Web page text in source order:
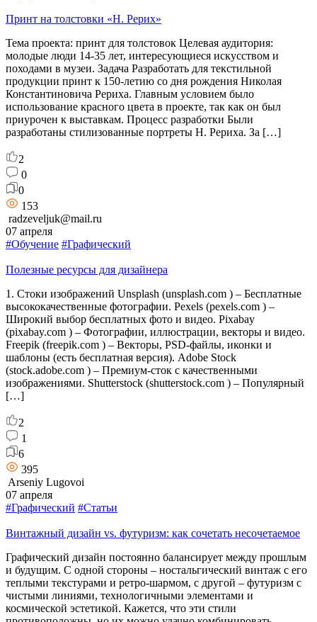
Принт на толстовки «Н. Рерих»
Тема проекта: принт для толстовок Целевая аудитория:
молодые люди 14-35 лет, интересующиеся искусством и
походами в музеи. Задача Разработать для текстильной
продукции принт к 150-летию со дня рождения Николая
Константиновича Рериха. Главным условием было
использование красного цвета в проекте, так как он был
приурочен к выставкам. Процесс разработки Были
разработаны стилизованные портреты Н. Рериха. За […]
2
0
0
153
radzeveljuk@mail.ru
07 апреля
#Обучение #Графический
Полезные ресурсы для дизайнера
1. Стоки изображений Unsplash (unsplash.com ) – Бесплатные
высококачественные фотографии. Pexels (pexels.com ) –
Широкий выбор бесплатных фото и видео. Pixabay
(pixabay.com ) – Фотографии, иллюстрации, векторы и видео.
Freepik (freepik.com ) – Векторы, PSD-файлы, иконки и
шаблоны (есть бесплатная версия). Adobe Stock
(stock.adobe.com ) – Премиум-сток с качественными
изображениями. Shutterstock (shutterstock.com ) – Популярный
[…]
2
1
6
395
Arseniy Lugovoi
07 апреля
#Графический #Статьи
Винтажный дизайн vs. футуризм: как сочетать несочетаемое
Графический дизайн постоянно балансирует между прошлым
и будущим. С одной стороны – ностальгический винтаж с его
теплыми текстурами и ретро-шармом, с другой – футуризм с
чистыми линиями, технологичными элементами и
космической эстетикой. Кажется, что эти стили